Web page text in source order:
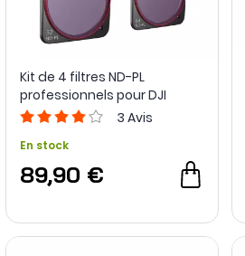
Kit de 4 filtres ND-PL
professionnels pour DJI
Action 2 - PGYTECH
3 Avis
En stock
89,90 €